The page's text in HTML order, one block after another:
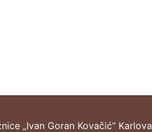
„Ivan Goran Kovačić“